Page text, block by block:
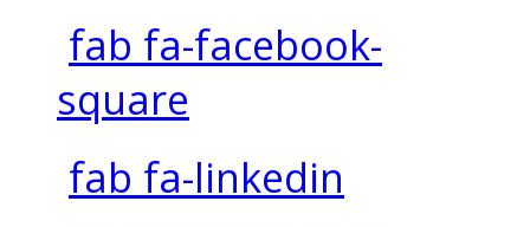
fab fa-facebook-
square
fab fa-linkedin